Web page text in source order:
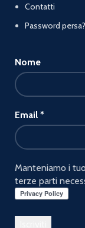
Contatti
Password persa?
Nome
Email *
Manteniamo i
terze parti